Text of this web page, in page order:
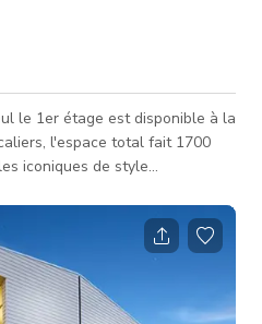
le 1er étage est disponible à la
l'espace total fait 1700
iconiques de style